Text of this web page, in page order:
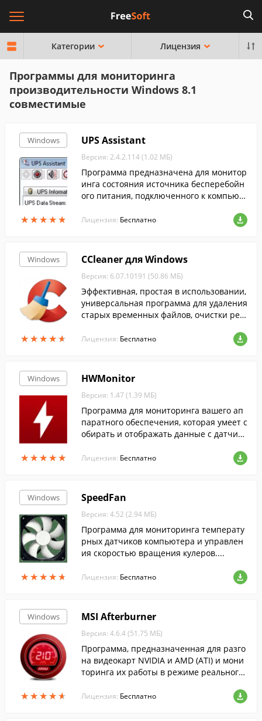
Категории Лицензия
Программы для мониторинга
производительности Windows 8.1
совместимые
Windows
★★★★★
★★★★★
UPS Assistant
Версия: 2.4.2.114 (1.02 МБ)
Программа предназначена для монитор
инга состояния источника бесперебойн
ого питания, подключенного к компьют
ивающего протокол Megatec.
Лицензия: Бесплатно
Windows
★★★★★
★★★★★
CCleaner для Windows
Версия: 6.07.10191 (50.86 МБ)
Эффективная, простая в использовании,
универсальная программа для удаления
старых временных файлов, очистки рее
Лицензия: Бесплатно
Windows
★★★★★
★★★★★
HWMonitor
Версия: 1.47 (1.39 МБ)
Программа для мониторинга вашего ап
паратного обеспечения, которая умеет с
обирать и отображать данные с датчико
вентиляторов.
Лицензия: Бесплатно
Windows
★★★★★
★★★★★
SpeedFan
Версия: 4.52 (2.94 МБ)
Программа для мониторинга температу
рных датчиков компьютера и управлен
ия скоростью вращения кулеров....
Лицензия: Бесплатно
Windows
★★★★★
★★★★★
MSI Afterburner
Версия: 4.6.4 (51.75 МБ)
Программа, предназначенная для разго
на видеокарт NVIDIA и AMD (ATI) и мони
торинга их работы в режиме реального
Лицензия: Бесплатно